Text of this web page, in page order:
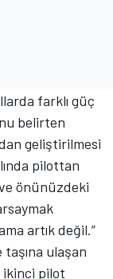
farklı güç
belirten
geliştirilmesi
pilottan
önünüzdeki
artık değil.”
ulaşan
ikinci pilot